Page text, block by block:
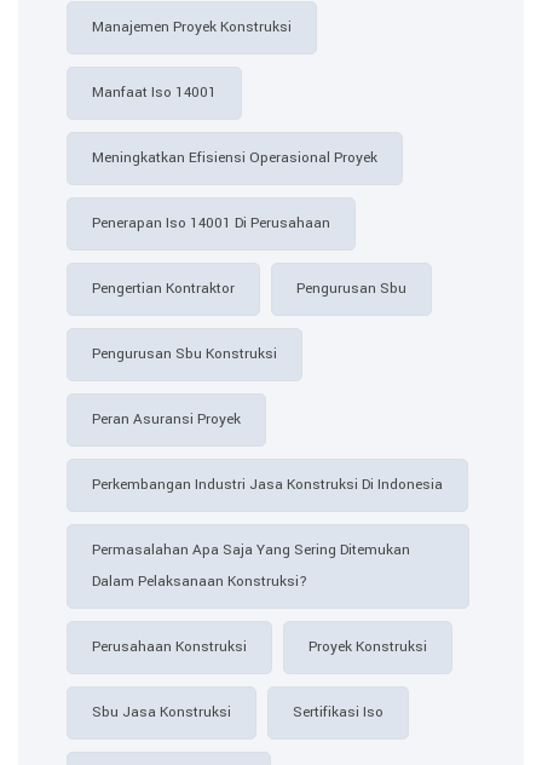
Manajemen Proyek Konstruksi
Manfaat Iso 14001
Meningkatkan Efisiensi Operasional Proyek
Penerapan Iso 14001 Di Perusahaan
Pengertian Kontraktor Pengurusan Sbu
Pengurusan Sbu Konstruksi
Peran Asuransi Proyek
Perkembangan Industri Jasa Konstruksi Di Indonesia
Permasalahan Apa Saja Yang Sering Ditemukan
Dalam Pelaksanaan Konstruksi?
Perusahaan Konstruksi Proyek Konstruksi
Sbu Jasa Konstruksi Sertifikasi Iso